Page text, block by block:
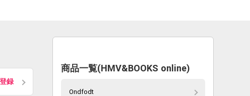
録
商品一覧(HMV&BOOKS online)
Ondfodt